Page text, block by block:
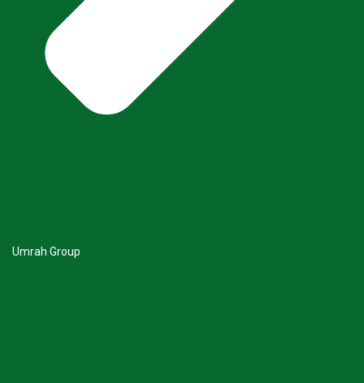
Umrah Group